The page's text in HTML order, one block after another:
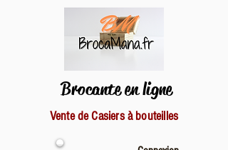
Brocante en ligne
Vente de Casiers à bouteilles